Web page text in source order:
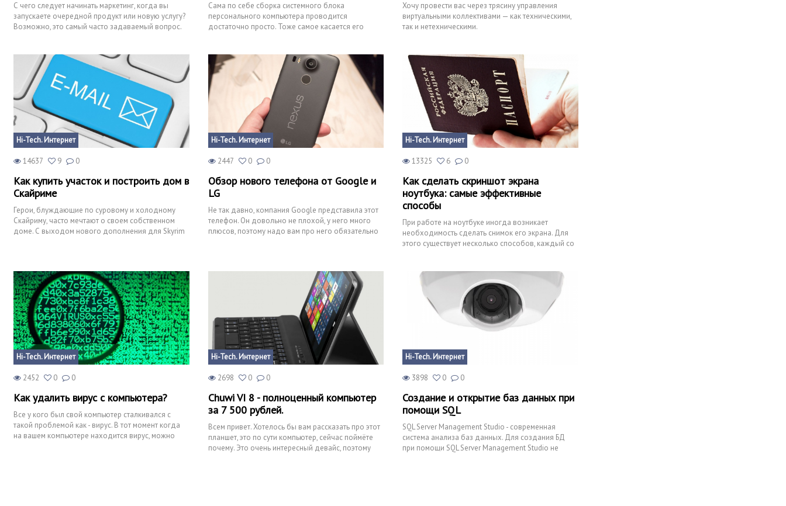
С чего следует начинать маркетинг, когда вы
запускаете очередной продукт или новую услугу?
Возможно, это самый часто задаваемый вопрос.
Сама по себе сборка системного блока
персонального компьютера проводится
достаточно просто. Тоже самое касается его
Хочу провести вас через трясину управления
виртуальными коллективами — как техническими,
так и нетехническими.
Hi-Tech. Интернет
14637 9 0
Как купить участок и построить дом в
Скайриме
Герои, блуждающие по суровому и холодному
Скайриму, часто мечтают о своем собственном
доме. С выходом нового дополнения для Skyrim
Hi-Tech. Интернет
2447 0 0
Обзор нового телефона от Google и
LG
Не так давно, компания Google представила этот
телефон. Он довольно не плохой, у него много
плюсов, поэтому надо вам про него обязательно
Hi-Tech. Интернет
13325 6 0
Как сделать скриншот экрана
ноутбука: самые эффективные
способы
При работе на ноутбуке иногда возникает
необходимость сделать снимок его экрана. Для
этого существует несколько способов, каждый со
Hi-Tech. Интернет
2452 0 0
Как удалить вирус с компьютера?
Все у кого был свой компьютер сталкивался с
такой проблемой как - вирус. В тот момент когда
на вашем компьютере находится вирус, можно
Hi-Tech. Интернет
2698 0 0
Chuwi VI 8 - полноценный компьютер
за 7 500 рублей.
Всем привет. Хотелось бы вам рассказать про этот
планшет, это по сути компьютер, сейчас поймёте
почему. Это очень интересный девайс, поэтому
Hi-Tech. Интернет
3898 0 0
Создание и открытие баз данных при
помощи SQL
SQL Server Management Studio - современная
система анализа баз данных. Для создания БД
при помощи SQL Server Management Studio не